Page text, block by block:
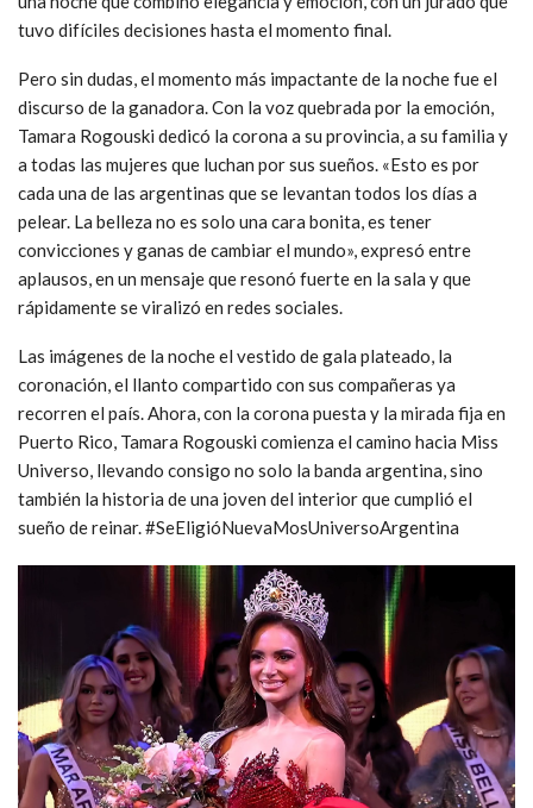
tuvo difíciles decisiones hasta el momento final.
Pero sin dudas, el momento más impactante de la noche fue el
discurso de la ganadora. Con la voz quebrada por la emoción,
Tamara Rogouski dedicó la corona a su provincia, a su familia y
a todas las mujeres que luchan por sus sueños. «Esto es por
cada una de las argentinas que se levantan todos los días a
pelear. La belleza no es solo una cara bonita, es tener
convicciones y ganas de cambiar el mundo», expresó entre
aplausos, en un mensaje que resonó fuerte en la sala y que
rápidamente se viralizó en redes sociales.
Las imágenes de la noche el vestido de gala plateado, la
coronación, el llanto compartido con sus compañeras ya
recorren el país. Ahora, con la corona puesta y la mirada fija en
Puerto Rico, Tamara Rogouski comienza el camino hacia Miss
Universo, llevando consigo no solo la banda argentina, sino
también la historia de una joven del interior que cumplió el
sueño de reinar. #SeEligióNuevaMosUniversoArgentina